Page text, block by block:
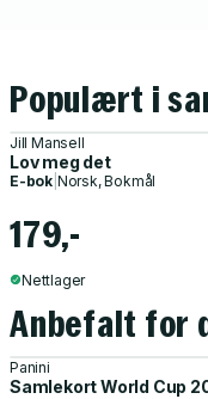
Populært i
Jill Mansell
Lov meg det
E-bok Norsk, Bokmål
179,-
Nettlager
Anbefalt for
Panini
Samlekort World Cup